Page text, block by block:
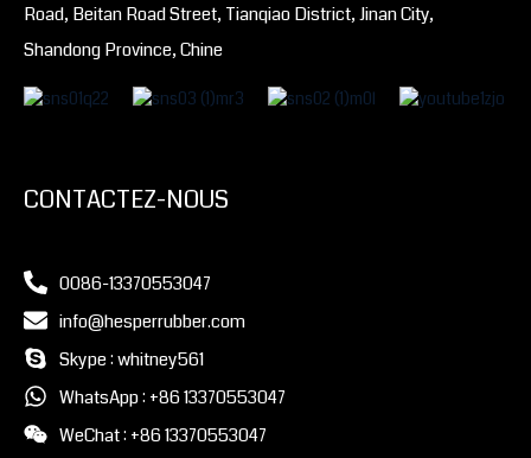
Road, Beitan Road Street, Tianqiao District, Jinan City,
Shandong Province, Chine
CONTACTEZ-NOUS
0086-13370553047
info@hesperrubber.com
Skype : whitney561
WhatsApp : +86 13370553047
WeChat : +86 13370553047